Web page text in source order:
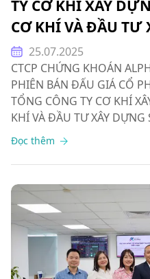
TY CƠ KHÍ XÂY
CƠ KHÍ VÀ ĐẦU TƯ
25.07.2025
CTCP CHỨNG KHOÁN
PHIÊN BÁN ĐẤU GIÁ CỔ
TỔNG CÔNG TY CƠ KHÍ
KHÍ VÀ ĐẦU TƯ XÂY DỰNG
Đọc thêm